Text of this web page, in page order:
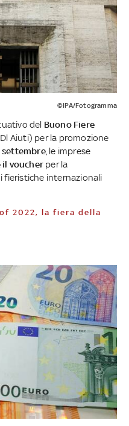
©IPA/Fotogramma
del Buono Fiere
Aiuti) per la promozione
settembre, le imprese
voucher per la
fieristiche internazionali